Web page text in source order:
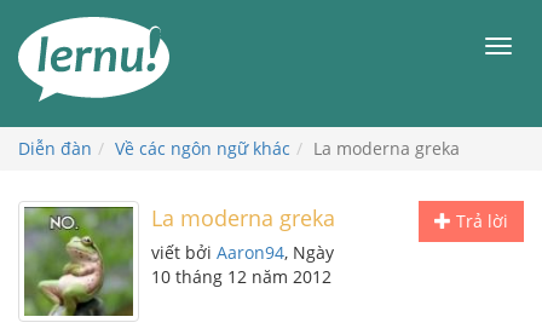
đến
phần
dung
Diễn đàn Về các ngôn ngữ khác La moderna greka
Trả lời
La moderna greka
viết bởi Aaron94, Ngày
10 tháng 12 năm 2012